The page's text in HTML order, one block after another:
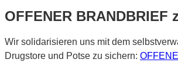
OFFENER
Wir solidarisieren uns mit dem
Drugstore und Potse zu sichern: